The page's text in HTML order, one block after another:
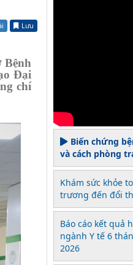
Lưu
Bệnh
Đại
chí
Biến chứng
và cách phòng
Khám sức khỏe
trương đến đổi
Báo cáo kết quả
ngành Y tế 6
2026